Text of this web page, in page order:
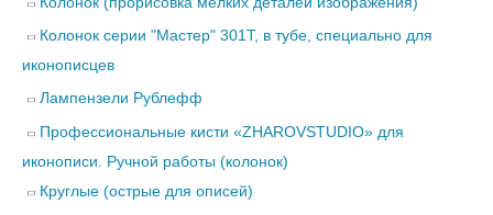
Колонок серии "Мастер" 301Т, в тубе, специально для
иконописцев
Лампензели Рублефф
Профессиональные кисти «ZHAROVSTUDIO» для
иконописи. Ручной работы (колонок)
Круглые (острые для описей)